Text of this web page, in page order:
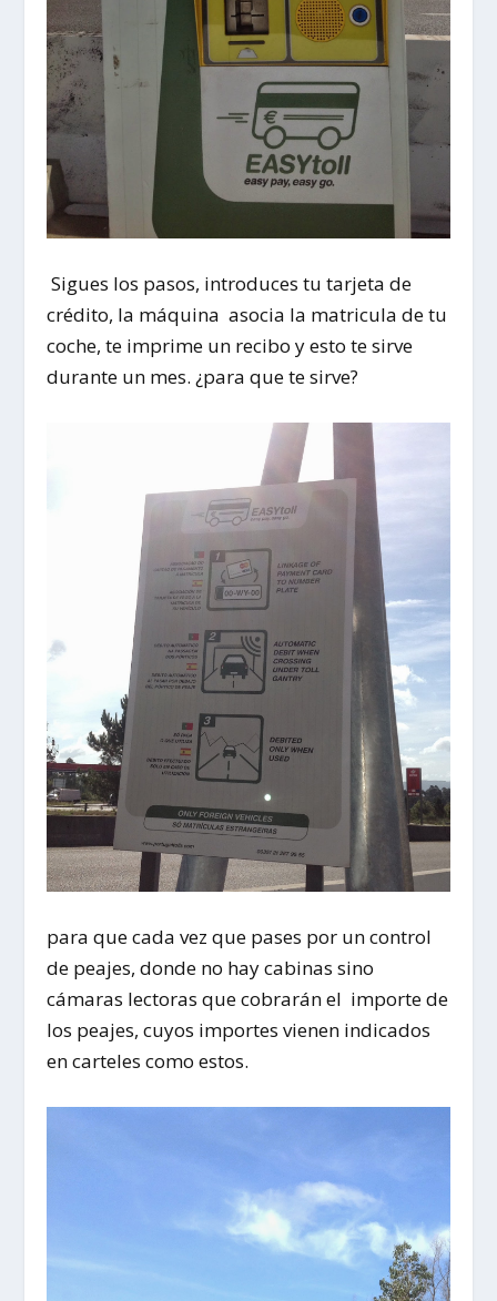
Sigues los pasos, introduces tu tarjeta de
crédito, la máquina asocia la matricula de tu
coche, te imprime un recibo y esto te sirve
durante un mes. ¿para que te sirve?
para que cada vez que pases por un control
de peajes, donde no hay cabinas sino
cámaras lectoras que cobrarán el importe de
los peajes, cuyos importes vienen indicados
en carteles como estos.